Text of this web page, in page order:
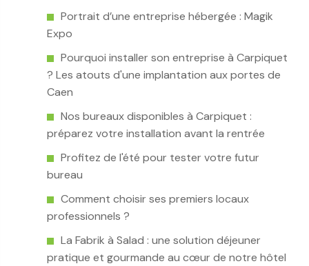
Portrait d’une entreprise hébergée : Magik
Expo
Pourquoi installer son entreprise à Carpiquet
? Les atouts d'une implantation aux portes de
Caen
Nos bureaux disponibles à Carpiquet :
préparez votre installation avant la rentrée
Profitez de l'été pour tester votre futur
bureau
Comment choisir ses premiers locaux
professionnels ?
La Fabrik à Salad : une solution déjeuner
pratique et gourmande au cœur de notre hôtel